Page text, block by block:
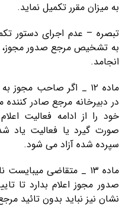
به میزان مقرر تکمیل نماید.
تبصره – عدم اجرای دستور
به تشخیص مرجع صدور مجوز،
انجامد.
ماده ۱۲ _ اگر صاحب
در دبیرخانه مرجع صادر
خود را از ادامه فعالیت
صورت گیرد یا فعالیت یاد
سپرده شده آزاد می شود.
ماده ۱۳ _ متقاضی
صدور مجوز اعلام بدارد تا
نشان نیز نباید بدون تائید